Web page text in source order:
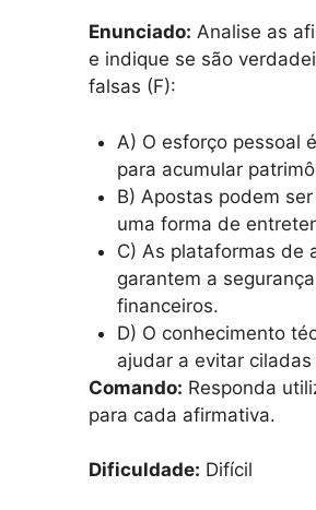
Enunciado: Analise as
e indique se são
falsas (F):
A) O esforço pessoal
para acumular
B) Apostas podem
uma forma de
C) As plataformas de
garantem a
financeiros.
D) O conhecimento
ajudar a evitar
Comando: Responda
para cada afirmativa.
Dificuldade: Difícil